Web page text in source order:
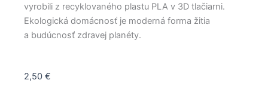
vyrobili z recyklovaného plastu PLA v 3D tlačiarni.
Ekologická domácnosť je moderná forma žitia
a budúcnosť zdravej planéty.
2,50 €